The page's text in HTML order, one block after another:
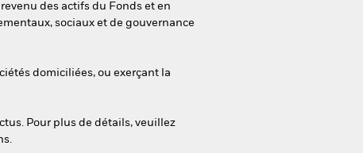
des actifs du Fonds et en
sociaux et de gouvernance
domiciliées, ou exerçant la
Pour plus de détails, veuillez